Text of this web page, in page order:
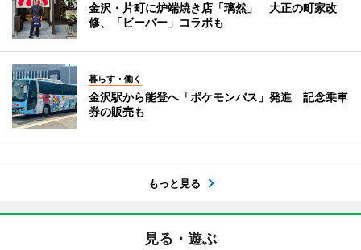
金沢・片町に炉端焼き店「璃然」 大正の町家改
修、「ビーバー」コラボも
暮らす・働く
金沢駅から能登へ「ポケモンバス」発進 記念乗車
券の販売も
もっと見る
見る・遊ぶ